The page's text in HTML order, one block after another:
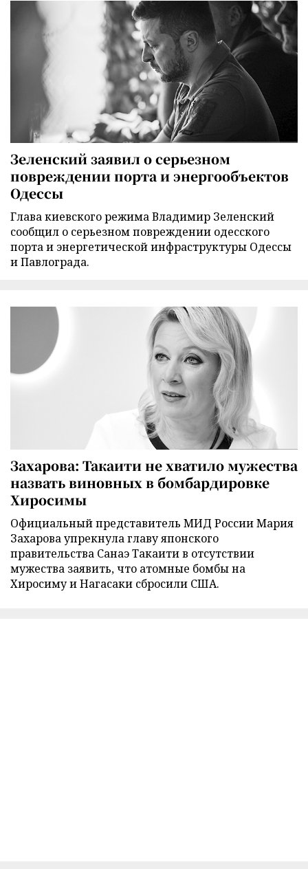
Зеленский заявил о серьезном
повреждении порта и энергообъектов
Одессы
Глава киевского режима Владимир Зеленский
сообщил о серьезном повреждении одесского
порта и энергетической инфраструктуры Одессы
и Павлограда.
Захарова: Такаити не хватило мужества
назвать виновных в бомбардировке
Хиросимы
Официальный представитель МИД России Мария
Захарова упрекнула главу японского
правительства Санаэ Такаити в отсутствии
мужества заявить, что атомные бомбы на
Хиросиму и Нагасаки сбросили США.